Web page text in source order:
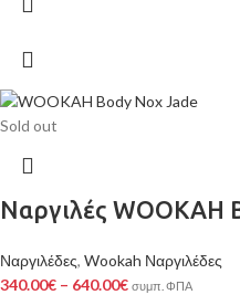
Sold out
Ναργιλές WOOKAH
Ναργιλέδες, Wookah Ναργιλέδες
340.00€ – 640.00€ συμπ. ΦΠΑ